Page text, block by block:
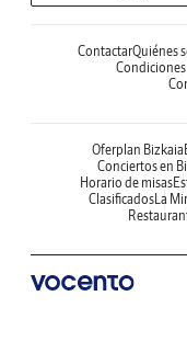
ContactarQuiénes
Condiciones
Oferplan Bizkaia
Conciertos en
Horario de misas
ClasificadosLa